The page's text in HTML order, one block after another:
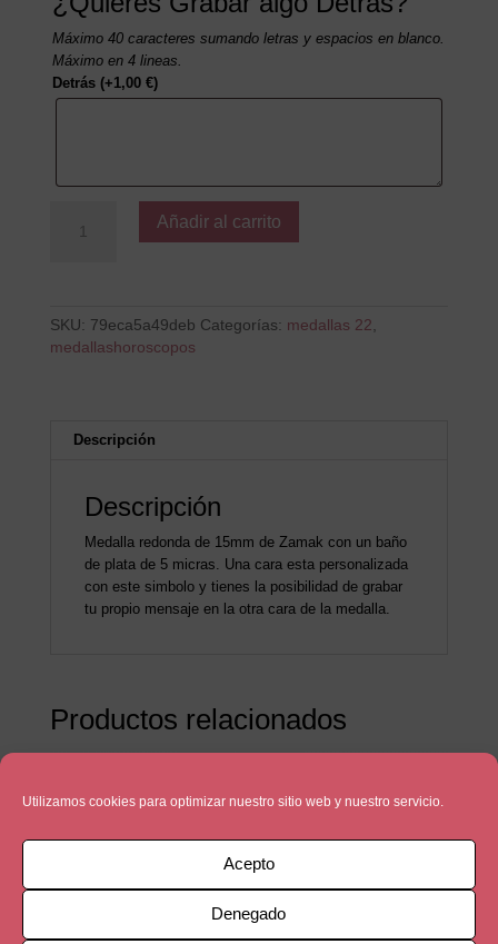
Utilizamos cookies para optimizar nuestro sitio web y nuestro servicio.
Acepto
Denegado
Máximo 40 caracteres sumando letras y espacios en blanco.
Máximo en 4 lineas.
Detrás (+1,00 €)
Añadir al carrito
SKU: 79eca5a49deb Categorías: medallas 22,
medallashoroscopos
Descripción
Descripción
Medalla redonda de 15mm de Zamak con un baño
de plata de 5 micras. Una cara esta personalizada
con este simbolo y tienes la posibilidad de grabar
tu propio mensaje en la otra cara de la medalla.
Productos relacionados